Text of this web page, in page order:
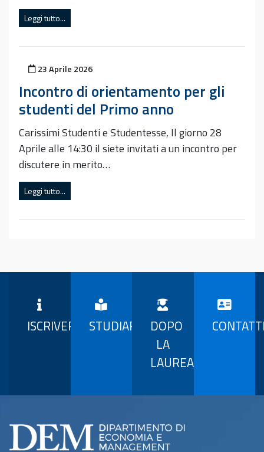
Leggi tutto...
Pubblicato il
23 Aprile 2026
Incontro di orientamento per gli
studenti del Primo anno
Carissimi Studenti e Studentesse, Il giorno 28
Aprile alle 14:30 il siete invitati a un incontro per
discutere in merito…
Leggi tutto...
ISCRIVERSI STUDIARE
DOPO
LA
LAUREA